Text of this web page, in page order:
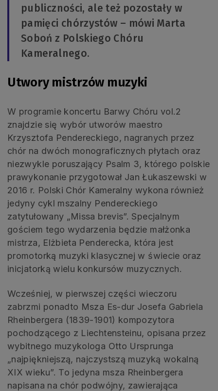
publiczności, ale też pozostały w
pamięci chórzystów – mówi Marta
Soboń z Polskiego Chóru
Kameralnego.
Utwory mistrzów muzyki
W programie koncertu Barwy Chóru vol.2
znajdzie się wybór utworów maestro
Krzysztofa Pendereckiego, nagranych przez
chór na dwóch monograficznych płytach oraz
niezwykle poruszający Psalm 3, którego polskie
prawykonanie przygotował Jan Łukaszewski w
2016 r. Polski Chór Kameralny wykona również
jedyny cykl mszalny Pendereckiego
zatytułowany „Missa brevis”. Specjalnym
gościem tego wydarzenia będzie małżonka
mistrza, Elżbieta Penderecka, która jest
promotorką muzyki klasycznej w świecie oraz
inicjatorką wielu konkursów muzycznych.
Wcześniej, w pierwszej części wieczoru
zabrzmi ponadto Msza Es-dur Josefa Gabriela
Rheinbergera (1839-1901) kompozytora
pochodzącego z Liechtensteinu, opisana przez
wybitnego muzykologa Otto Ursprunga
„najpiękniejszą, najczystszą muzyką wokalną
XIX wieku”. To jedyna msza Rheinbergera
napisana na chór podwójny, zawierająca